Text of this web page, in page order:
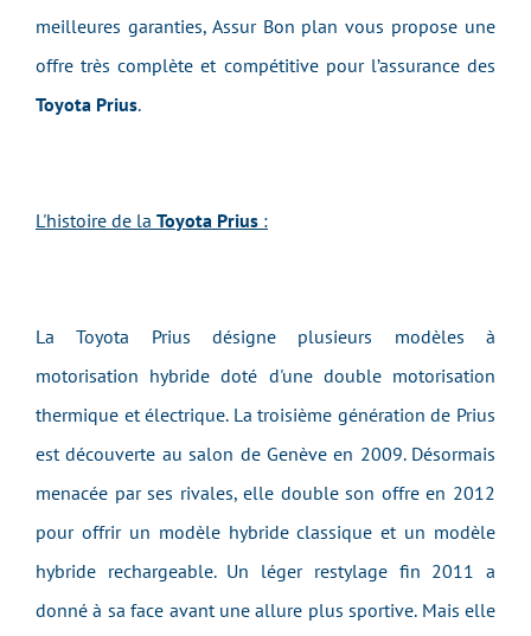
meilleures garanties, Assur Bon plan vous propose une
offre très complète et compétitive pour l’assurance des
Toyota Prius.
L'histoire de la Toyota Prius :
La Toyota Prius désigne plusieurs modèles à
motorisation hybride doté d'une double motorisation
thermique et électrique. La troisième génération de Prius
est découverte au salon de Genève en 2009. Désormais
menacée par ses rivales, elle double son offre en 2012
pour offrir un modèle hybride classique et un modèle
hybride rechargeable. Un léger restylage fin 2011 a
donné à sa face avant une allure plus sportive. Mais elle